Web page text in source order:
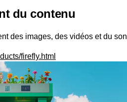
du contenu
des images, des vidéos et du son
firefly.html